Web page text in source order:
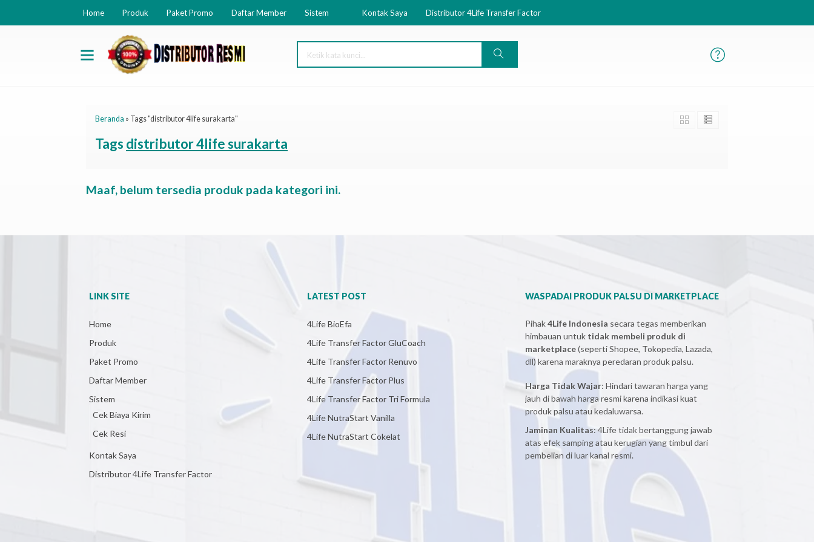
Home Produk Paket Promo Daftar Member Sistem Kontak Saya Distributor 4Life Transfer Factor
Beranda » Tags "distributor 4life surakarta"
Tags distributor 4life surakarta
Maaf, belum tersedia produk pada kategori ini.
LINK SITE
Home
Produk
Paket Promo
Daftar Member
Sistem
Cek Biaya Kirim
Cek Resi
Kontak Saya
Distributor 4Life Transfer Factor
LATEST POST
4Life BioEfa
4Life Transfer Factor GluCoach
4Life Transfer Factor Renuvo
4Life Transfer Factor Plus
4Life Transfer Factor Tri Formula
4Life NutraStart Vanilla
4Life NutraStart Cokelat
WASPADAI PRODUK PALSU DI MARKETPLACE
Pihak4Life Indonesia secara tegas memberikan
himbauan untuk tidak membeli produk di
marketplace(seperti Shopee, Tokopedia, Lazada,
dll) karena maraknya peredaran produk palsu.
Harga Tidak Wajar: Hindari tawaran harga yang
jauh di bawah harga resmi karena indikasi kuat
produk palsu atau kedaluwarsa.
Jaminan Kualitas: 4Life tidak bertanggung jawab
atas efek samping atau kerugian yang timbul dari
pembelian di luar kanal resmi.